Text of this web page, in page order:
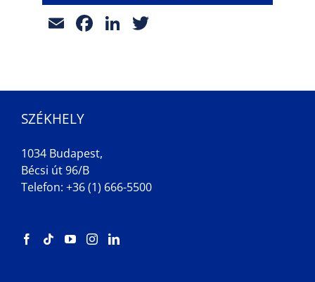
EmailFacebook
LinkedIn
SZÉKHELY
1034 Budapest,
Bécsi út 96/B
Telefon: +36 (1) 666-5500